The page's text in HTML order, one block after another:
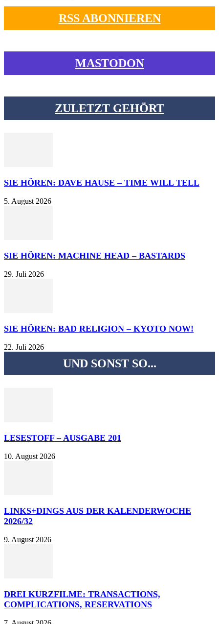
RSS ABONNIEREN
MASTODON
ZULETZT GEHÖRT
SIE HÖREN: DAVE HAUSE – TIME WILL TELL
5. August 2026
SIE HÖREN: MACHINE HEAD – BASTARDS
29. Juli 2026
SIE HÖREN: BAD RELIGION – KYOTO NOW!
22. Juli 2026
UND SONST SO...
LESESTOFF – AUSGABE 201
10. August 2026
LINKS+DINGS AUS DER KALENDERWOCHE
2026/32
9. August 2026
DREI KURZFILME: TRANSACTIONS,
COMPLICATIONS, RESERVATIONS